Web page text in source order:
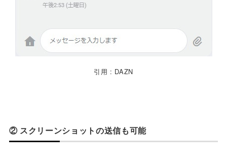
引用 : DAZN
② スクリーンショットの送信も可能